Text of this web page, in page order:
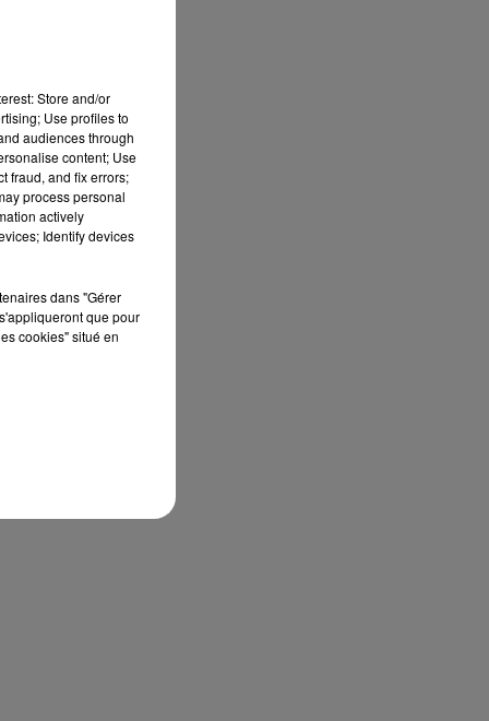
Store and/or
Use profiles to
audiences through
content; Use
fraud, and fix errors;
process personal
actively
Identify devices
dans "Gérer
que pour
cookies" situé en